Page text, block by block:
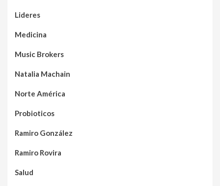
Lideres
Medicina
Music Brokers
Natalia Machain
Norte América
Probioticos
Ramiro González
Ramiro Rovira
Salud